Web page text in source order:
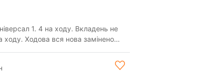
1. 4 на ходу. Вкладень не
ходу. Ходова вся нова замінено